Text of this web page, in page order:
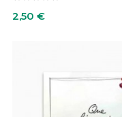
Prix
2,50 €